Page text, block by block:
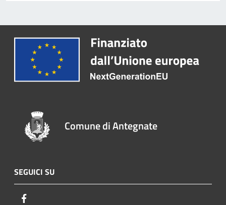
Comune di Antegnate
SEGUICI SU